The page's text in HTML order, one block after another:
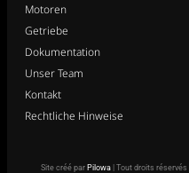
Motoren
Getriebe
Dokumentation
Unser Team
Kontakt
Rechtliche Hinweise
Site créé par Pilowa| Tout droits réservés |